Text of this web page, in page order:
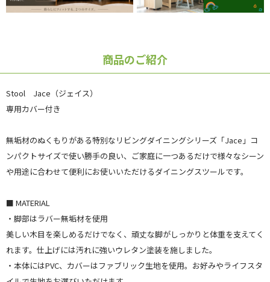
商品のご紹介
Stool Jace（ジェイス）
専用カバー付き
無垢材のぬくもりがある特別なリビングダイニングシリーズ「Jace」コ
ンパクトサイズで使い勝手の良い、ご家庭に一つあるだけで様々なシーン
や用途に合わせて便利にお使いいただけるダイニングスツールです。
■ MATERIAL
・脚部はラバー無垢材を使用
美しい木目を楽しめるだけでなく、頑丈な脚がしっかりと体重を支えてく
れます。仕上げには汚れに強いウレタン塗装を施しました。
・本体にはPVC、カバーはファブリック生地を使用。お好みやライフスタ